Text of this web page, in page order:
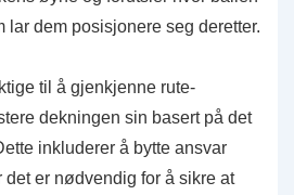
lar dem posisjonere seg deretter.
til å gjenkjenne rute-
dekningen sin basert på det
inkluderer å bytte ansvar
det er nødvendig for å sikre at